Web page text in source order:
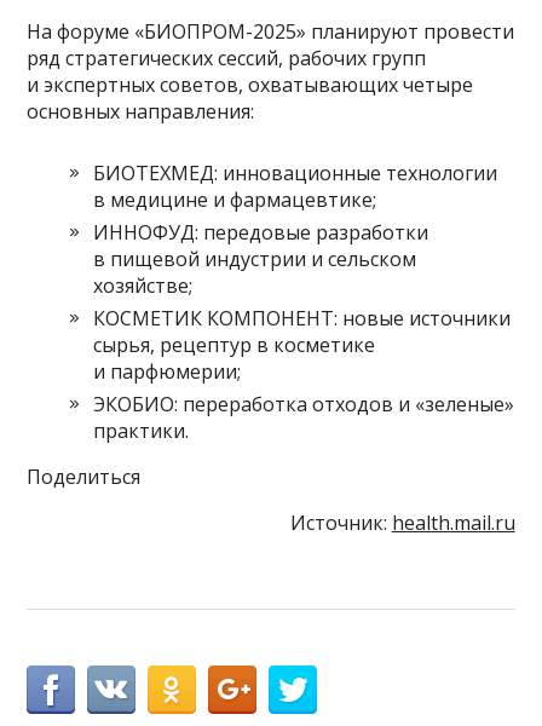
На форуме «БИОПРОМ-2025» планируют провести
ряд стратегических сессий, рабочих групп
и экспертных советов, охватывающих четыре
основных направления:
БИОТЕХМЕД: инновационные технологии
в медицине и фармацевтике;
ИННОФУД: передовые разработки
в пищевой индустрии и сельском
хозяйстве;
КОСМЕТИК КОМПОНЕНТ: новые источники
сырья, рецептур в косметике
и парфюмерии;
ЭКОБИО: переработка отходов и «зеленые»
практики.
Поделиться
Источник: health.mail.ru